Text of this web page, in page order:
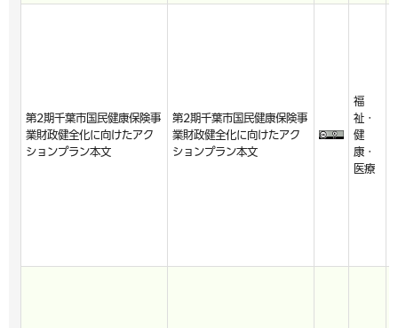
第2期千葉市国民健康保険事
業財政健全化に向けたアク
ションプラン本文
第2期千葉市国民健康保険事
業財政健全化に向けたアク
ションプラン本文
福
祉・
健
康・
医療